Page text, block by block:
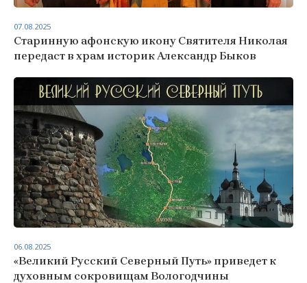
Старинную афонскую икону Святителя Николая
передаст в храм историк Александр Быков
07.08.2025
«Великий Русский Северный Путь» приведет к
духовным сокровищам Вологодчины
06.08.2025